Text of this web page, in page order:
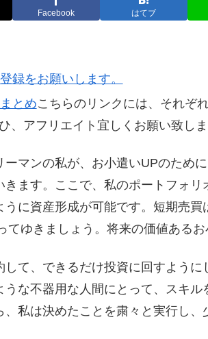
Facebook はてブ
録をお願いします。
とめこちらのリンクには、それぞ
、アフリエイト宜しくお願い致しま
マンの私が、お小遣いUPのため
きます。ここで、私のポートフォ
に資産形成が可能です。短期売買
てゆきましょう。将来の価値あるお
て、できるだけ投資に回すよう
うな不器用な人間にとって、スキ
、私は決めたことを粛々と実行し